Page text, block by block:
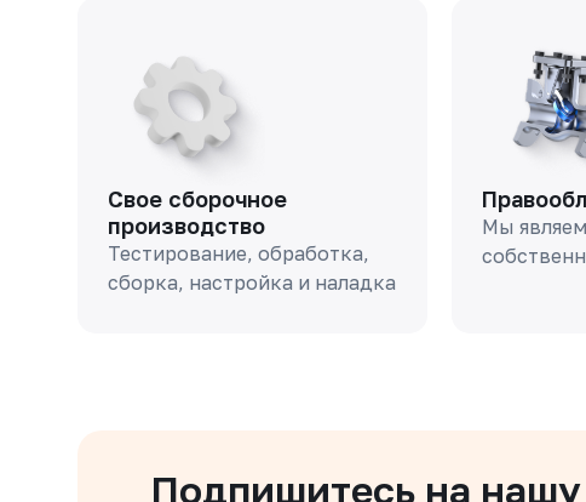
Свое сборочное
производство
Тестирование, обработка,
сборка, настройка и наладка
Мы
Подпишитесь на